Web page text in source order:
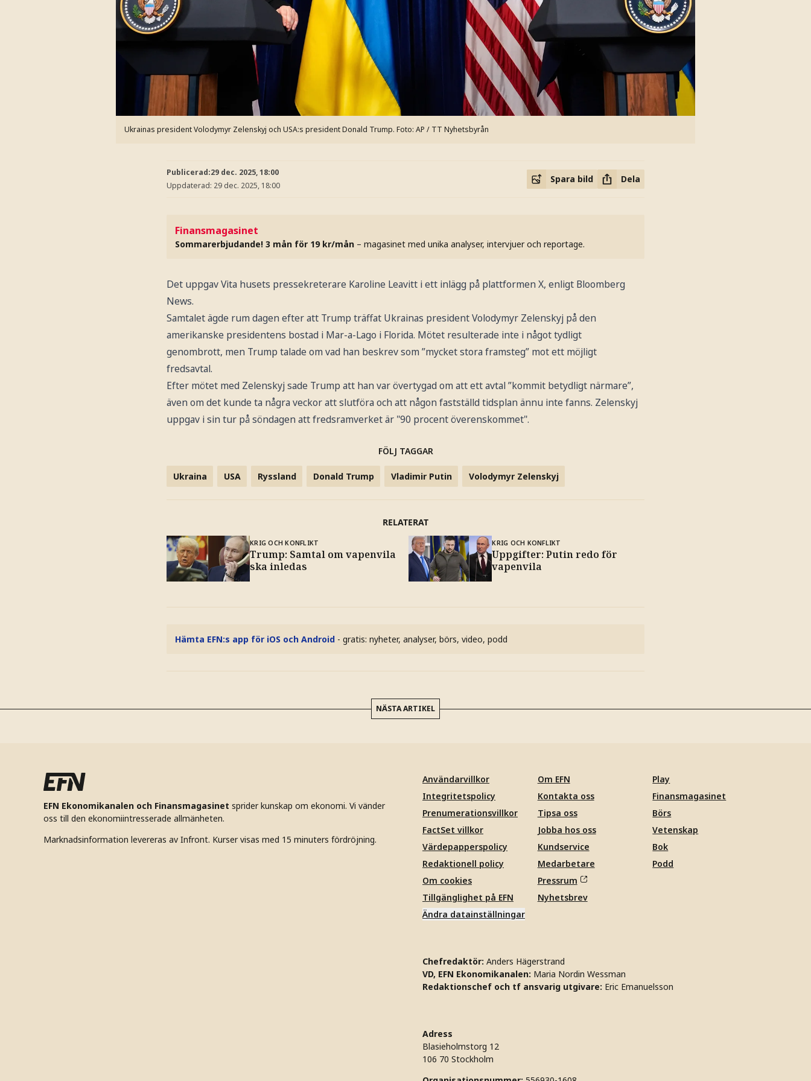
Ukrainas president Volodymyr Zelenskyj och USA:s president Donald Trump. Foto: AP / TT Nyhetsbyrån
Publicerad:29 dec. 2025, 18:00
Uppdaterad: 29 dec. 2025, 18:00
Spara bild Dela
Finansmagasinet
Sommarerbjudande! 3 mån för 19 kr/mån – magasinet med unika analyser, intervjuer och reportage.
Det uppgav Vita husets pressekreterare Karoline Leavitt i ett inlägg på plattformen X, enligt Bloomberg
News.
Samtalet ägde rum dagen efter att Trump träffat Ukrainas president Volodymyr Zelenskyj på den
amerikanske presidentens bostad i Mar-a-Lago i Florida. Mötet resulterade inte i något tydligt
genombrott, men Trump talade om vad han beskrev som ”mycket stora framsteg” mot ett möjligt
fredsavtal.
Efter mötet med Zelenskyj sade Trump att han var övertygad om att ett avtal ”kommit betydligt närmare”,
även om det kunde ta några veckor att slutföra och att någon fastställd tidsplan ännu inte fanns. Zelenskyj
uppgav i sin tur på söndagen att fredsramverket är "90 procent överenskommet".
FÖLJ TAGGAR
Ukraina USA Ryssland Donald Trump Vladimir Putin Volodymyr Zelenskyj
RELATERAT
KRIG OCH KONFLIKT
Trump: Samtal om vapenvila
ska inledas
KRIG OCH KONFLIKT
Uppgifter: Putin redo för
vapenvila
Hämta EFN:s app för iOS och Android - gratis: nyheter, analyser, börs, video, podd
NÄSTA ARTIKEL
EFN Ekonomikanalen och Finansmagasinet sprider kunskap om ekonomi. Vi vänder
oss till den ekonomiintresserade allmänheten.
Marknadsinformation levereras av Infront. Kurser visas med 15 minuters fördröjning.
Användarvillkor
Integritetspolicy
Prenumerationsvillkor
FactSet villkor
Värdepapperspolicy
Redaktionell policy
Om cookies
Tillgänglighet på EFN
Ändra datainställningar
Om EFN
Kontakta oss
Tipsa oss
Jobba hos oss
Kundservice
Medarbetare
Pressrum
Nyhetsbrev
Play
Finansmagasinet
Börs
Vetenskap
Bok
Podd
Chefredaktör: Anders Hägerstrand
VD, EFN Ekonomikanalen: Maria Nordin Wessman
Redaktionschef och tf ansvarig utgivare: Eric Emanuelsson
Adress
Blasieholmstorg 12
106 70 Stockholm